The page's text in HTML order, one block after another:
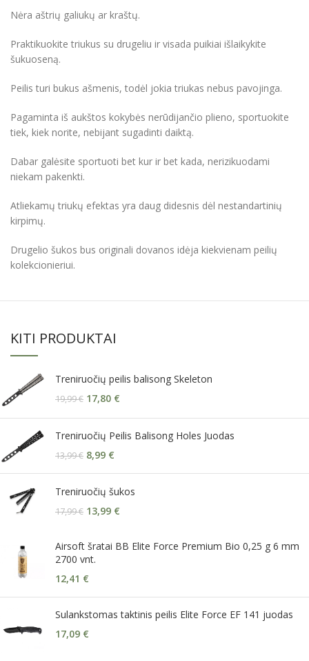
Nėra aštrių galiukų ar kraštų.
Praktikuokite triukus su drugeliu ir visada puikiai išlaikykite
šukuoseną.
Peilis turi bukus ašmenis, todėl jokia triukas nebus pavojinga.
Pagaminta iš aukštos kokybės nerūdijančio plieno, sportuokite
tiek, kiek norite, nebijant sugadinti daiktą.
Dabar galėsite sportuoti bet kur ir bet kada, nerizikuodami
niekam pakenkti.
Atliekamų triukų efektas yra daug didesnis dėl nestandartinių
kirpimų.
Drugelio šukos bus originali dovanos idėja kiekvienam peilių
kolekcionieriui.
KITI PRODUKTAI
Treniruočių peilis balisong Skeleton
19,99€ 17,80 €
Treniruočių Peilis Balisong Holes Juodas
13,99€ 8,99 €
Treniruočių šukos
17,99€ 13,99 €
Airsoft šratai BB Elite Force Premium Bio 0,25 g 6 mm
2700 vnt.
12,41 €
Sulankstomas taktinis peilis Elite Force EF 141 juodas
17,09 €